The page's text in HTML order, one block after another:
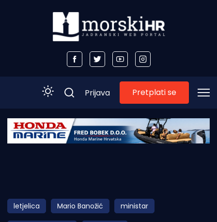
Početna
Obala
Otoci
Prijava Pretplati se
letjelica Mario Banožić ministar